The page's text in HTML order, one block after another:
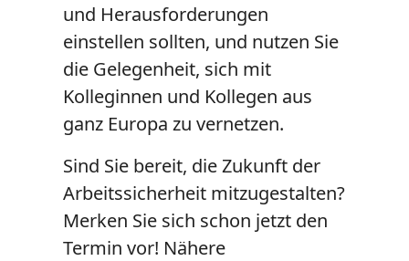
und Herausforderungen
einstellen sollten, und nutzen Sie
die Gelegenheit, sich mit
Kolleginnen und Kollegen aus
ganz Europa zu vernetzen.
Sind Sie bereit, die Zukunft der
Arbeitssicherheit mitzugestalten?
Merken Sie sich schon jetzt den
Termin vor! Nähere